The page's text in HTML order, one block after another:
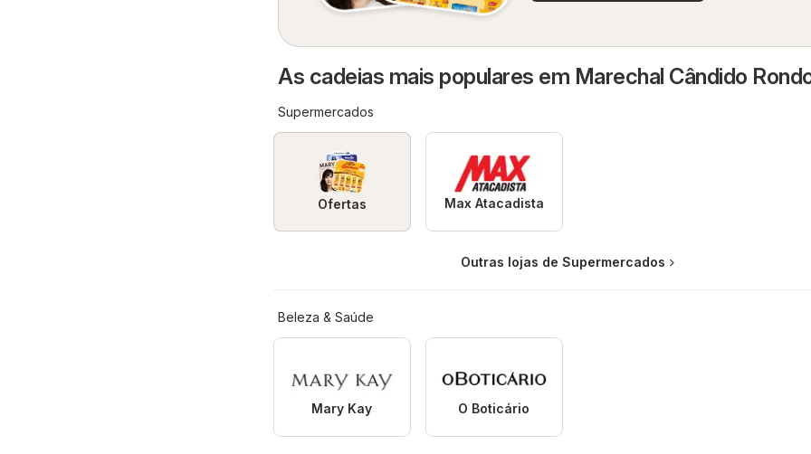
As cadeias mais populares em Marechal Cândido
Supermercados
Ofertas Max Atacadista
Outras lojas de Supermercados
Beleza & Saúde
Mary Kay O Boticário